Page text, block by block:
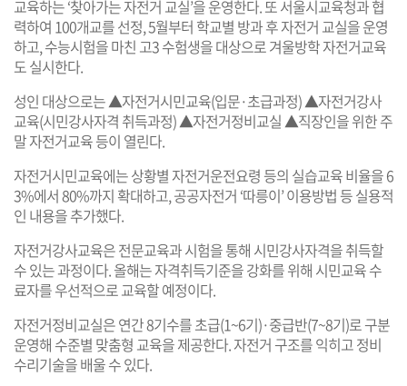
교육하는 ‘찾아가는 자전거 교실’을 운영한다. 또 서울시교육청과 협
력하여 100개교를 선정, 5월부터 학교별 방과 후 자전거 교실을 운영
하고, 수능시험을 마친 고3 수험생을 대상으로 겨울방학 자전거교육
도 실시한다.
성인 대상으로는 ▲자전거시민교육(입문·초급과정) ▲자전거강사
교육(시민강사자격 취득과정) ▲자전거정비교실 ▲직장인을 위한 주
말 자전거교육 등이 열린다.
자전거시민교육에는 상황별 자전거운전요령 등의 실습교육 비율을 6
3%에서 80%까지 확대하고, 공공자전거 ‘따릉이’ 이용방법 등 실용적
인 내용을 추가했다.
자전거강사교육은 전문교육과 시험을 통해 시민강사자격을 취득할
수 있는 과정이다. 올해는 자격취득기준을 강화를 위해 시민교육 수
료자를 우선적으로 교육할 예정이다.
자전거정비교실은 연간 8기수를 초급(1~6기)·중급반(7~8기)로 구분
운영해 수준별 맞춤형 교육을 제공한다. 자전거 구조를 익히고 정비
수리기술을 배울 수 있다.